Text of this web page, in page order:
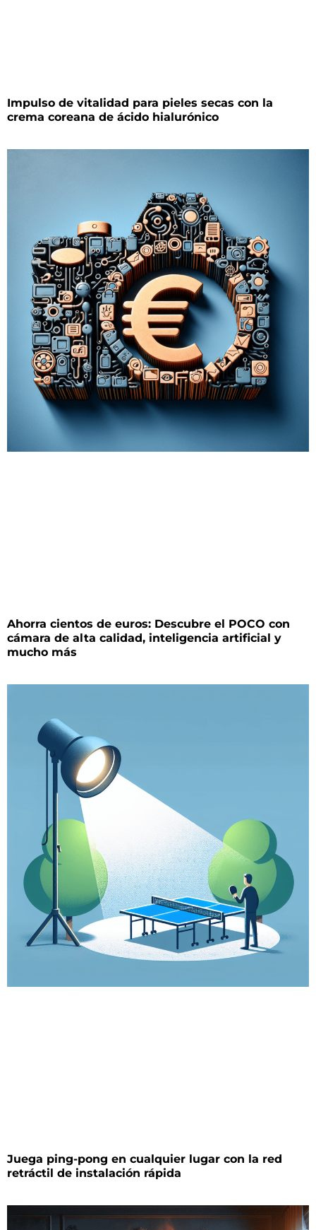
Impulso de vitalidad para pieles secas con la
crema coreana de ácido hialurónico
Ahorra cientos de euros: Descubre el POCO con
cámara de alta calidad, inteligencia artificial y
mucho más
Juega ping-pong en cualquier lugar con la red
retráctil de instalación rápida